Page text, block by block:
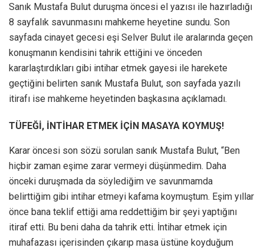
Sanık Mustafa Bulut duruşma öncesi el yazısı ile hazırladığı
8 sayfalık savunmasını mahkeme heyetine sundu. Son
sayfada cinayet gecesi eşi Selver Bulut ile aralarında geçen
konuşmanın kendisini tahrik ettiğini ve önceden
kararlaştırdıkları gibi intihar etmek gayesi ile harekete
geçtiğini belirten sanık Mustafa Bulut, son sayfada yazılı
itirafı ise mahkeme heyetinden başkasına açıklamadı.
TÜFEĞİ, İNTİHAR ETMEK İÇİN MASAYA KOYMUŞ!
Karar öncesi son sözü sorulan sanık Mustafa Bulut, “Ben
hiçbir zaman eşime zarar vermeyi düşünmedim. Daha
önceki duruşmada da söylediğim ve savunmamda
belirttiğim gibi intihar etmeyi kafama koymuştum. Eşim yıllar
önce bana teklif ettiği ama reddettiğim bir şeyi yaptığını
itiraf etti. Bu beni daha da tahrik etti. İntihar etmek için
muhafazası içerisinden çıkarıp masa üstüne koyduğum